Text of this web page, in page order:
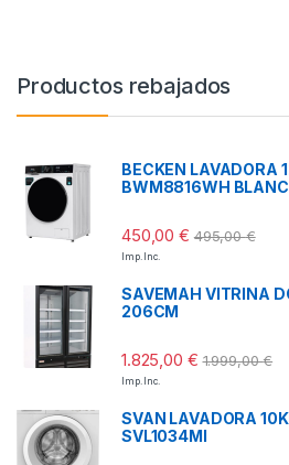
Productos rebajados
BECKEN LAVADORA
BWM8816WH
450,00€ 495,00€
Imp. Inc.
SAVEMAH VITRINA
206CM
1.825,00 € 1.999,00€
Imp. Inc.
SVAN LAVADORA
SVL1034MI